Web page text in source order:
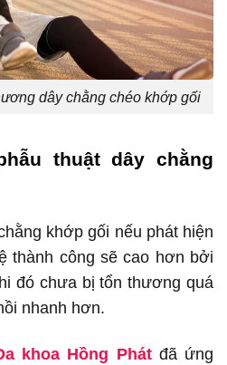
dây chằng chéo khớp gối
thuật dây chằng
khớp gối nếu phát hiện
thành công sẽ cao hơn bởi
đó chưa bị tổn thương quá
nhanh hơn.
khoa Hồng Phátđã ứng